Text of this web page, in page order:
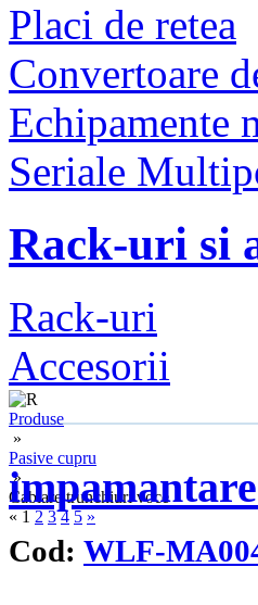
Placi de retea
Convertoare
Echipamente
Seriale
Rack-uri si
Rack-uri
Accesorii
Produse
»
Pasive cupru
»
Cablare trunchiuri voce
« 1 2 3 4 5 »
Cod: WLF-